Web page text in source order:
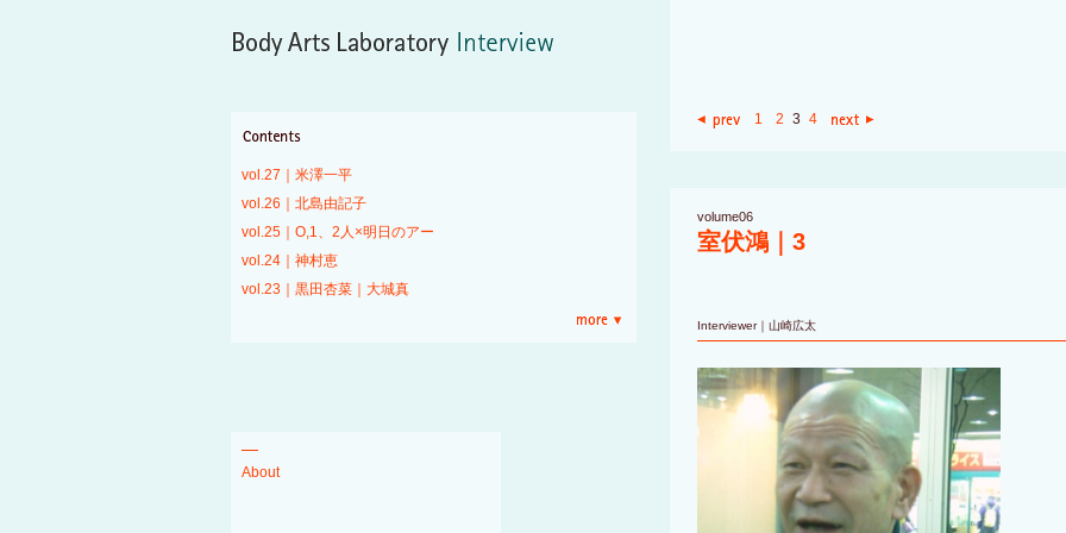
vol.27｜米澤一平
vol.26｜北島由記子
vol.25｜O,1、2人×明日のアー
vol.24｜神村恵
vol.23｜黒田杏菜｜大城真
About
1 2 3 4
volume06
室伏鴻｜ 3
Interviewer｜山崎広太